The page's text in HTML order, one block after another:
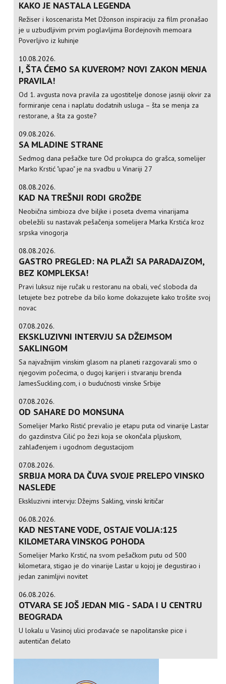
KAKO JE NASTALA LEGENDA
Režiser i koscenarista Met Džonson inspiraciju za film pronašao
je u uzbudljivim prvim poglavljima Bordejnovih memoara
Poverljivo iz kuhinje
10.08.2026.
I, ŠTA ĆEMO SA KUVEROM? NOVI ZAKON MENJA
PRAVILA!
Od 1. avgusta nova pravila za ugostitelje donose jasniji okvir za
formiranje cena i naplatu dodatnih usluga – šta se menja za
restorane, a šta za goste?
09.08.2026.
SA MLADINE STRANE
Sedmog dana pešačke ture Od prokupca do grašca, somelijer
Marko Krstić "upao" je na svadbu u Vinariji 27
08.08.2026.
KAD NA TREŠNJI RODI GROŽĐE
Neobična simbioza dve biljke i poseta dvema vinarijama
obeležili su nastavak pešačenja somelijera Marka Krstića kroz
srpska vinogorja
08.08.2026.
GASTRO PREGLED: NA PLAŽI SA PARADAJZOM,
BEZ KOMPLEKSA!
Pravi luksuz nije ručak u restoranu na obali, već sloboda da
letujete bez potrebe da bilo kome dokazujete kako trošite svoj
novac
07.08.2026.
EKSKLUZIVNI INTERVJU SA DŽEJMSOM
SAKLINGOM
Sa najvažnijim vinskim glasom na planeti razgovarali smo o
njegovim počecima, o dugoj karijeri i stvaranju brenda
JamesSuckling.com, i o budućnosti vinske Srbije
07.08.2026.
OD SAHARE DO MONSUNA
Somelijer Marko Ristić prevalio je etapu puta od vinarije Lastar
do gazdinstva Cilić po žezi koja se okončala pljuskom,
zahlađenjem i ugodnom degustacijom
07.08.2026.
SRBIJA MORA DA ČUVA SVOJE PRELEPO VINSKO
NASLEĐE
Ekskluzivni intervju: Džejms Sakling, vinski kritičar
06.08.2026.
KAD NESTANE VODE, OSTAJE VOLJA:125
KILOMETARA VINSKOG POHODA
Somelijer Marko Krstić, na svom pešačkom putu od 500
kilometara, stigao je do vinarije Lastar u kojoj je degustirao i
jedan zanimljivi novitet
06.08.2026.
OTVARA SE JOŠ JEDAN MIG - SADA I U CENTRU
BEOGRADA
U lokalu u Vasinoj ulici prodavaće se napolitanske pice i
autentičan đelato